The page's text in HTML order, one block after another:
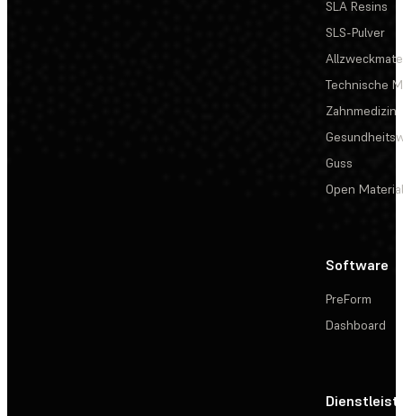
SLA Resins
SLS-Pulver
Technische
Zahnmedizin
Guss
Open
Software
PreForm
Dashboard